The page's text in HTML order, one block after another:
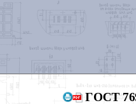
ГОСТ